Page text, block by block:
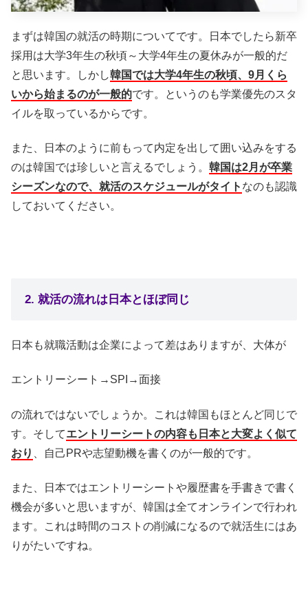
まずは韓国の就活の時期についてです。日本でしたら新卒
採用は大学3年生の秋頃～大学4年生の夏休みが一般的だ
と思います。しかし韓国では大学4年生の秋頃、9月くら
いから始まるのが一般的です。というのも学業優先のスタ
イルを取っているからです。
また、日本のように前もって内定を出して囲い込みをする
のは韓国では珍しいと言えるでしょう。 韓国は2月が卒業
シーズンなので、就活のスケジュールがタイト なのも認識
しておいてください。
2. 就活の流れは日本とほぼ同じ
日本も就職活動は企業によって差はありますが、大体が
エントリーシート→SPI→面接
の流れではないでしょうか。これは韓国もほとんど同じで
す。そしてエントリーシートの内容も日本と大変よく似て
おり
、自己PRや志望動機を書くのが一般的です。
また、日本ではエントリーシートや履歴書を手書きで書く
機会が多いと思いますが、韓国は全てオンラインで行われ
ます。これは時間のコストの削減になるので就活生にはあ
りがたいですね。